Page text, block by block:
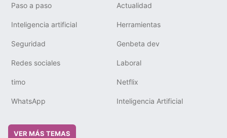
Paso a paso Actualidad
Inteligencia artificial Herramientas
Seguridad Genbeta dev
Redes sociales Laboral
timo Netflix
WhatsApp Inteligencia Artificial
VER MÁS TEMAS